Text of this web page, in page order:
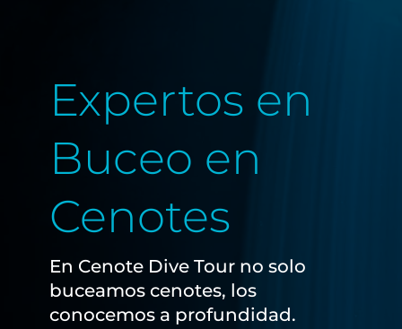
Expertos en
Buceo en
Cenotes
En Cenote Dive Tour no solo
buceamos cenotes, los
conocemos a profundidad.